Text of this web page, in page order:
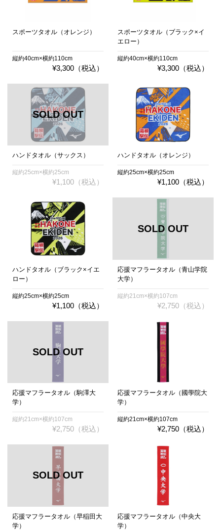
スポーツタオル（オレンジ）
縦約40cm×横約110cm
¥3,300（税込）
スポーツタオル（ブラック×イ
エロー）
縦約40cm×横約110cm
¥3,300（税込）
ハンドタオル（サックス）
縦約25cm×横約25cm
¥1,100（税込）
ハンドタオル（オレンジ）
縦約25cm×横約25cm
¥1,100（税込）
ハンドタオル（ブラック×イエ
ロー）
縦約25cm×横約25cm
¥1,100（税込）
応援マフラータオル（青山学院
大学）
縦約21cm×横約107cm
¥2,750（税込）
応援マフラータオル（駒澤大
学）
縦約21cm×横約107cm
¥2,750（税込）
応援マフラータオル（國學院大
学）
縦約21cm×横約107cm
¥2,750（税込）
応援マフラータオル（早稲田大
学）
応援マフラータオル（中央大
学）